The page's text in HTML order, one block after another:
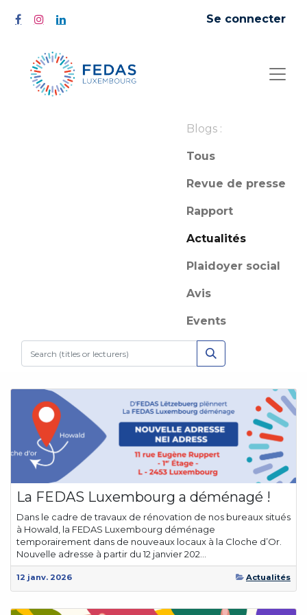
Se connecter
Blogs :
Tous
Revue de presse
Rapport
Actualités
Plaidoyer social
Avis
Events
La FEDAS Luxembourg a déménagé !
Dans le cadre de travaux de rénovation de nos bureaux situés
à Howald, la FEDAS Luxembourg déménage
temporairement dans de nouveaux locaux à la Cloche d’Or.
Nouvelle adresse à partir du 12 janvier 202...
12 janv. 2026 Actualités